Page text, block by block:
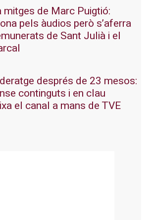
mitges de Marc Puigtió:
pels àudios però s’aferra
de Sant Julià i el
després de 23 mesos:
continguts i en clau
el canal a mans de TVE